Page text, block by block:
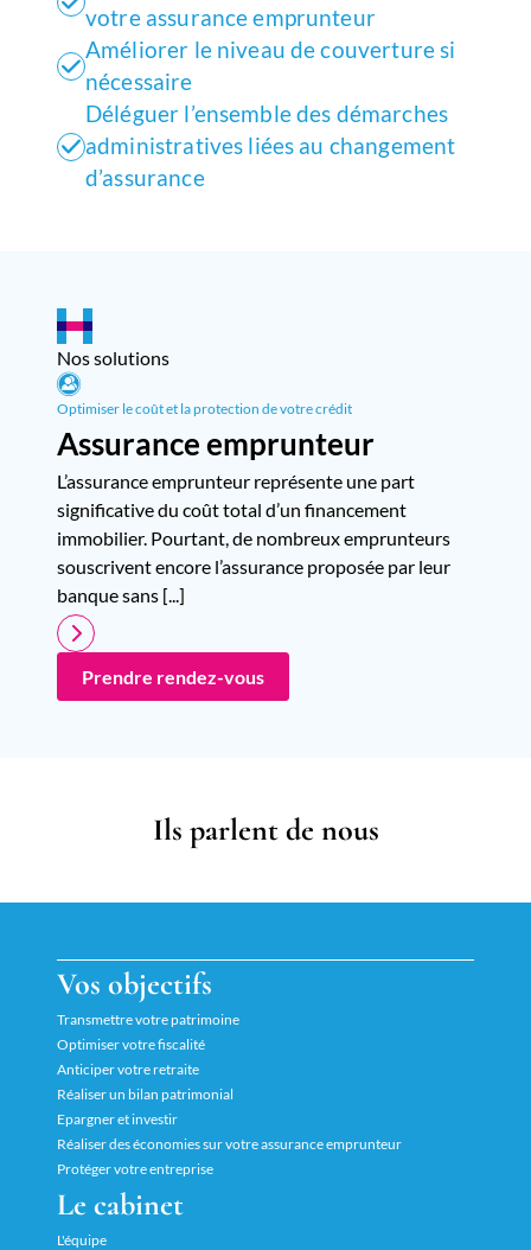
votre assurance emprunteur
Améliorer le niveau de couverture si
nécessaire
Déléguer l’ensemble des démarches
administratives liées au changement
d’assurance
Nos solutions
Optimiser le coût et la protection de votre crédit
Assurance emprunteur
L’assurance emprunteur représente une part
significative du coût total d’un financement
immobilier. Pourtant, de nombreux emprunteurs
souscrivent encore l’assurance proposée par leur
banque sans [...]
Prendre rendez-vous
Ils parlent de nous
Vos objectifs
Transmettre votre patrimoine
Optimiser votre fiscalité
Anticiper votre retraite
Réaliser un bilan patrimonial
Epargner et investir
Réaliser des économies sur votre assurance emprunteur
Protéger votre entreprise
Le cabinet
L'équipe